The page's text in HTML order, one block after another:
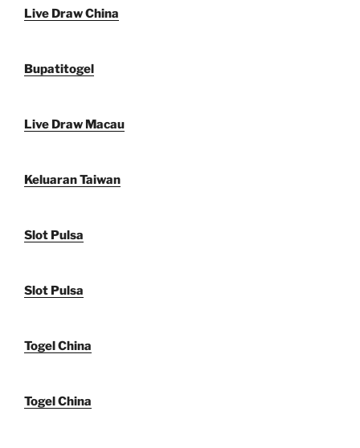
Live Draw China
Bupatitogel
Live Draw Macau
Keluaran Taiwan
Slot Pulsa
Slot Pulsa
Togel China
Togel China